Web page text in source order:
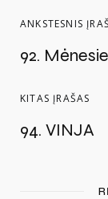
ANKSTESNIS
92.
KITAS ĮRAŠAS
94. VINJA